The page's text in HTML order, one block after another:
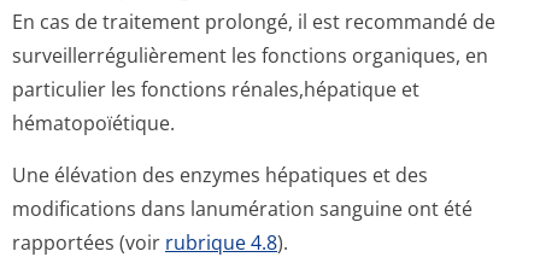
En cas de traitement prolongé, il est recommandé de
surveillerrégu­lièrement les fonctions organiques, en
particulier les fonctions rénales,hépatique et
hématopoïétique.
Une élévation des enzymes hépatiques et des
modifications dans lanumération sanguine ont été
rapportées (voir rubrique 4.8).